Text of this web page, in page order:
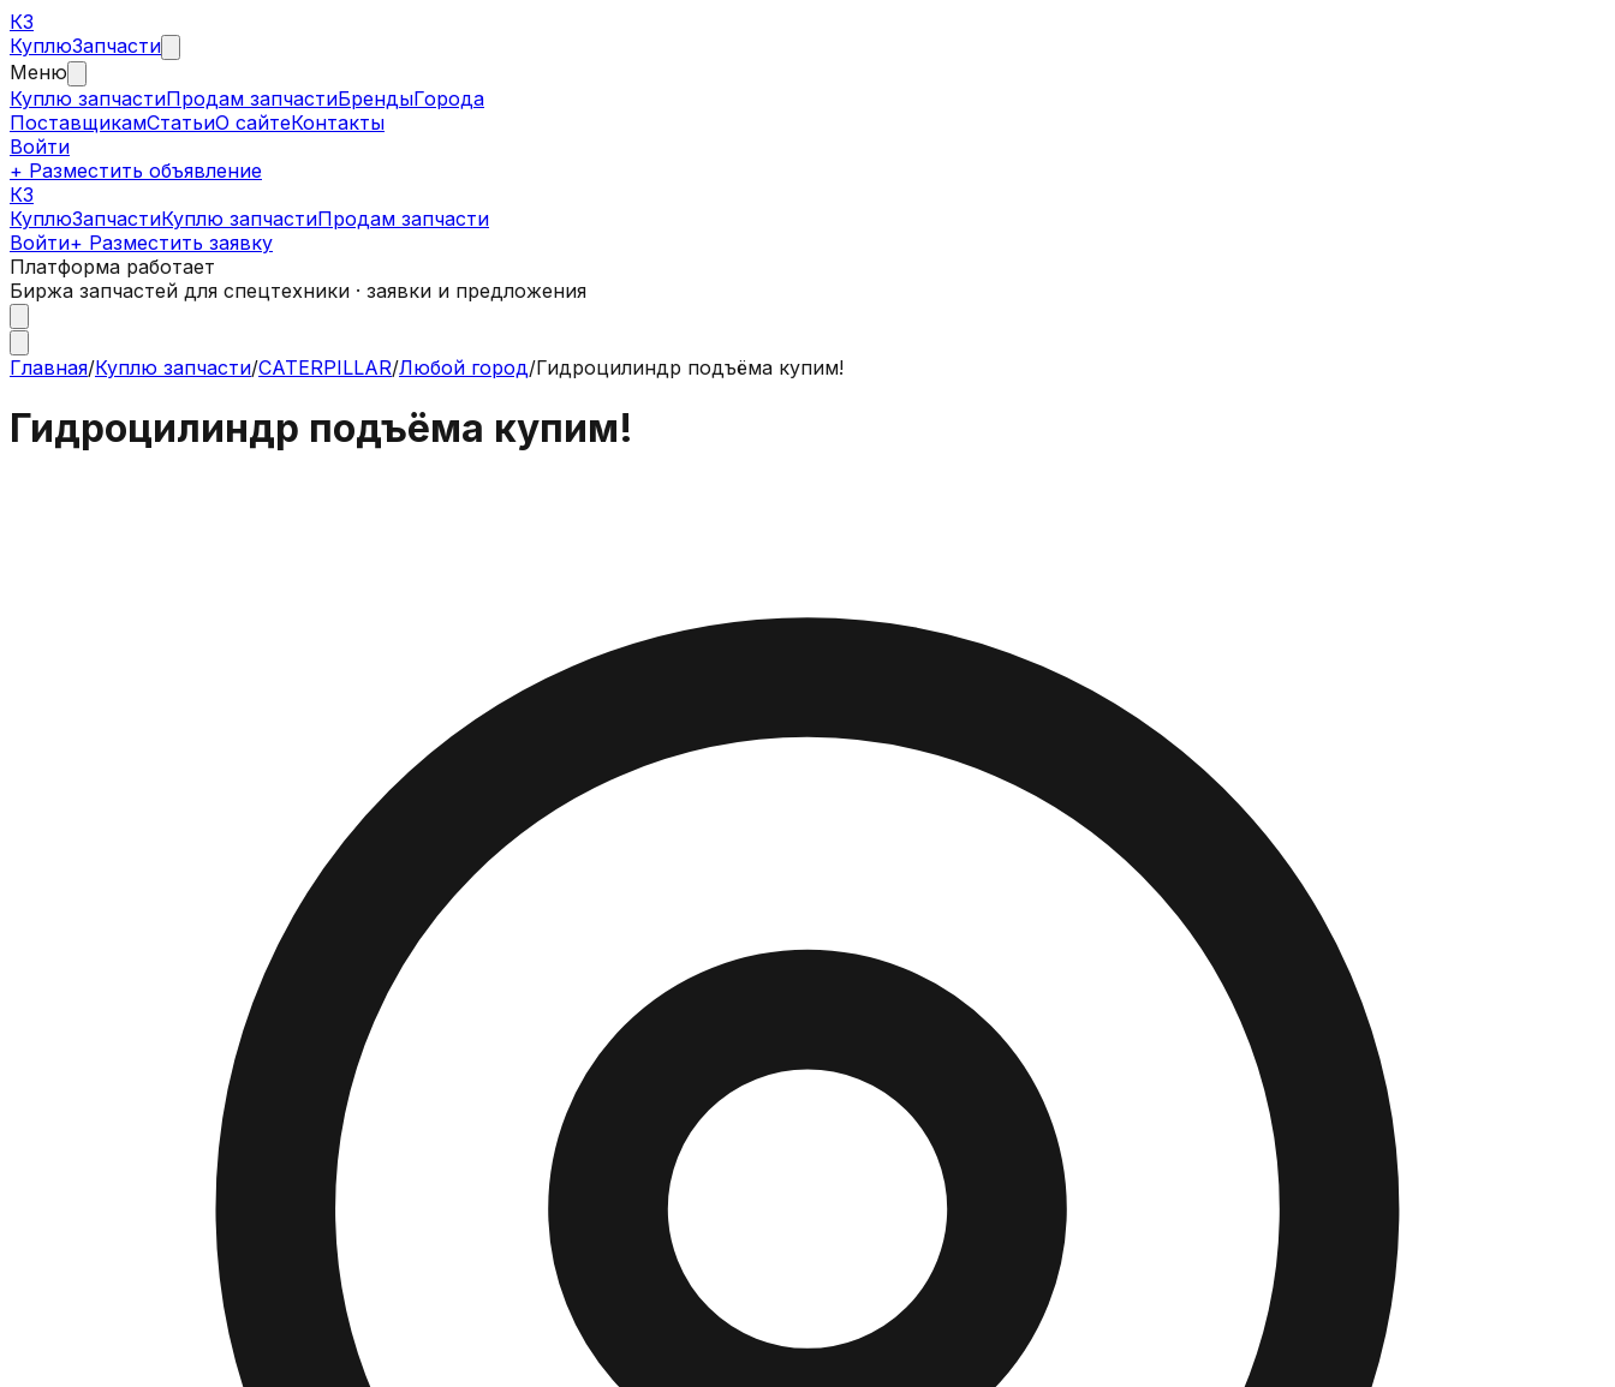
КЗ
КуплюЗапчасти
Меню
Куплю запчастиПродам запчастиБрендыГорода
ПоставщикамСтатьиО сайтеКонтакты
Войти
+ Разместить объявление
КЗ
КуплюЗапчастиКуплю запчастиПродам запчасти
Войти+ Разместить заявку
Платформа работает
Биржа запчастей для спецтехники · заявки и предложения
Главная/Куплю запчасти/CATERPILLAR/Любой город/Гидроцилиндр подъёма купим!
Гидроцилиндр подъёма купим!